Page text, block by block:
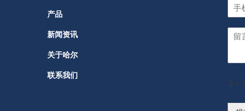
产品
新闻资讯
关于哈尔
联系我们
3 *